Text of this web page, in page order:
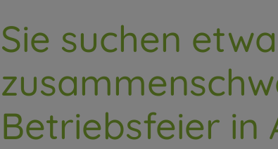
Sie suchen
Betriebsfeier in